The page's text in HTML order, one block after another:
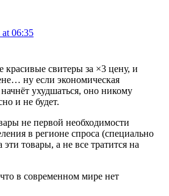
06:35
красивые свитеры за ×3 цену, и
ну если экономическая
ухудшаться, оно никому
и не будет.
не первой необходимости
в регионе спроса (специально
товары, а не все тратится на
в современном мире нет